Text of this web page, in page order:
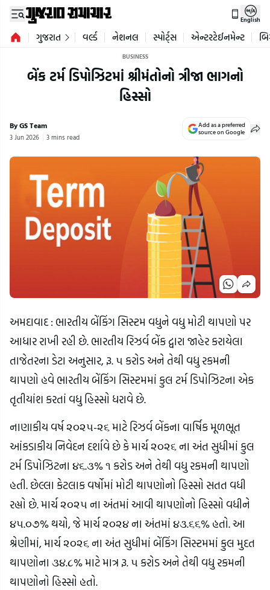
English
ગુજરાત વર્લ્ડ નેશનલ સ્પોર્ટ્સ એન્ટરટેઈનમેન્ટ
BUSINESS
બેંક ટર્મ ડિપોઝિટમાં શ્રીમંતોનો ત્રીજા ભાગનો
હિસ્સો
By GS Team
3 Jun 2026 3 mins read
Add as a preferred
source on Google
અમદાવાદ : ભારતીય બેંકિંગ સિસ્ટમ વધુને વધુ મોટી થાપણો પર
આધાર રાખી રહી છે. ભારતીય રિઝર્વ બેંક દ્વારા જાહેર કરાયેલા
તાજેતરના ડેટા અનુસાર, રૂ. ૫ કરોડ અને તેથી વધુ રકમની
થાપણો હવે ભારતીય બેંકિંગ સિસ્ટમમાં કુલ ટર્મ ડિપોઝિટના એક
તૃતીયાંશ કરતાં વધુ હિસ્સો ધરાવે છે.
નાણાકીય વર્ષ ૨૦૨૫-૨૬ માટે રિઝર્વ બેંકના વાર્ષિક મૂળભૂત
આંકડાકીય નિવેદન દર્શાવે છે કે માર્ચ ૨૦૨૬ ના અંત સુધીમાં કુલ
ટર્મ ડિપોઝિટના ૪૬.૩% ૧ કરોડ અને તેથી વધુ રકમની થાપણો
હતી. છેલ્લા કેટલાક વર્ષોમાં મોટી થાપણોનો હિસ્સો સતત વધી
રહ્યો છે. માર્ચ ૨૦૨૫ ના અંતમાં આવી થાપણોનો હિસ્સો વધીને
૪૫.૦૭% થયો, જે માર્ચ ૨૦૨૪ ના અંતમાં ૪૩.૬૬% હતો. આ
શ્રેણીમાં, માર્ચ ૨૦૨૬ ના અંત સુધીમાં બેંકિંગ સિસ્ટમમાં કુલ મુદત
થાપણોના ૩૪.૮% માટે માત્ર રૂ. ૫ કરોડ અને તેથી વધુ રકમની
થાપણોનો હિસ્સો હતો.